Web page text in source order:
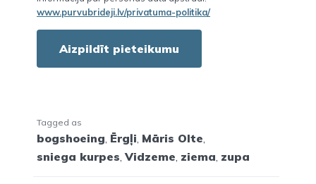
www.purvubrideji.lv/privatuma-politika/
Aizpildīt pieteikumu
Tagged as
bogshoeing Ērgļi Māris Olte
sniega kurpes ,Vidzeme ziema zupa